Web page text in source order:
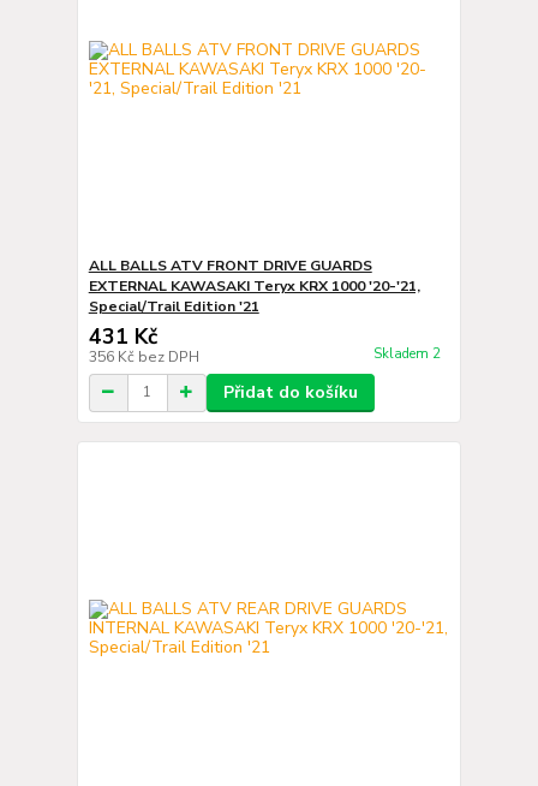
ALL BALLS ATV FRONT DRIVE GUARDS
EXTERNAL KAWASAKI Teryx KRX 1000 '20-'21,
Special/Trail Edition '21
431 Kč
356 Kč bez DPH Skladem 2
Přidat do košíku